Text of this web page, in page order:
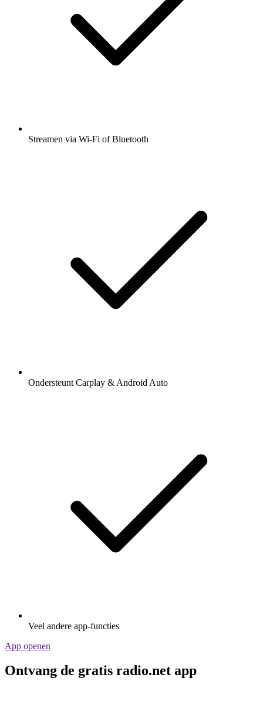
Streamen via Wi-Fi of Bluetooth
Ondersteunt Carplay & Android Auto
Veel andere app-functies
App openen
Ontvang de gratis radio.net app